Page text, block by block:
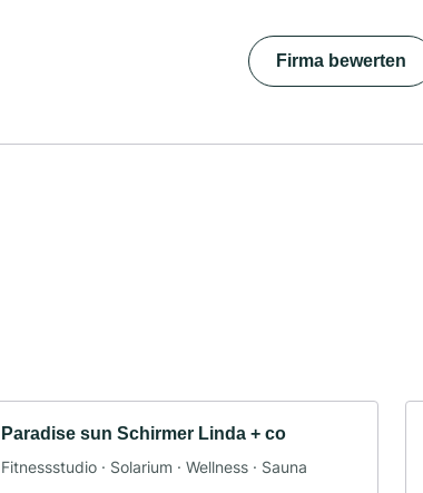
Firma bewerten
Paradise sun Schirmer Linda + co
Fitnessstudio · Solarium · Wellness · Sauna